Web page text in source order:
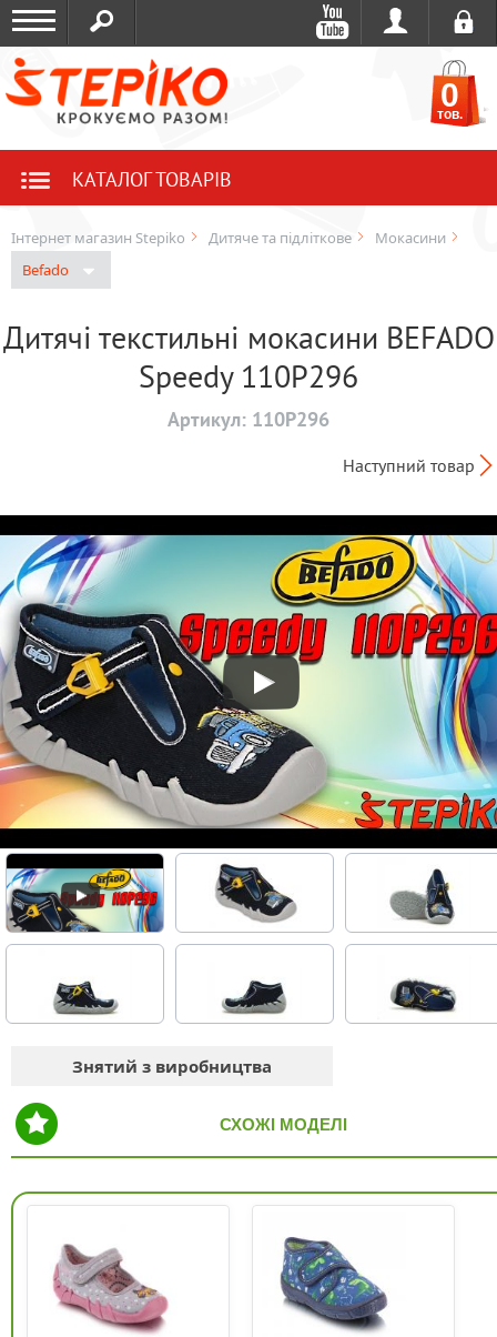
0
тов.
КАТАЛОГ ТОВАРІВ
Інтернет магазин Stepiko Дитяче та підліткове
Мокасини
Befado
Дитячі текстильні мокасини BEFADO
Speedy 110P296
Артикул: 110P296
Наступний товар
Знятий з виробництва
СХОЖІ МОДЕЛІ